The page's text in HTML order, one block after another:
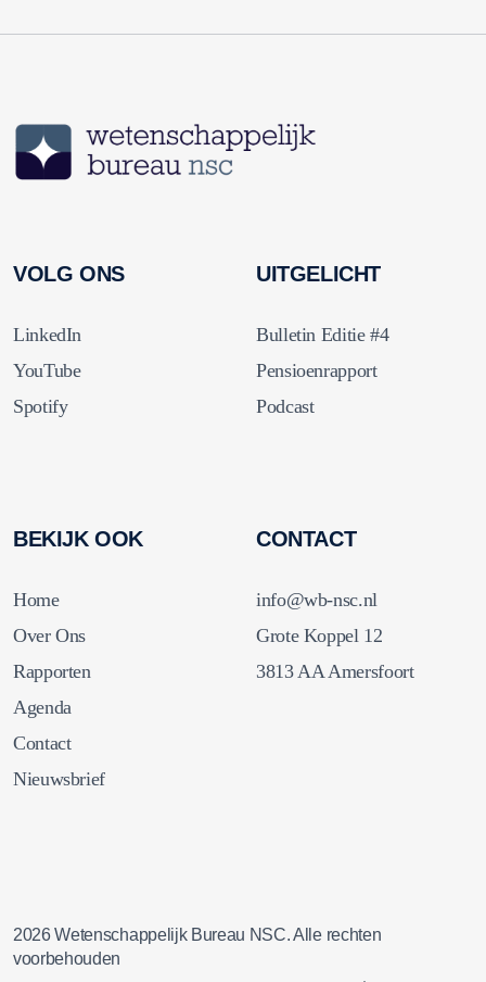
VOLG ONS
LinkedIn
YouTube
Spotify
UITGELICHT
Bulletin Editie #4
Pensioenrapport
Podcast
BEKIJK OOK
Home
Over Ons
Rapporten
Agenda
Contact
Nieuwsbrief
CONTACT
info@wb-nsc.nl
Grote Koppel 12
3813 AA Amersfoort
2026 Wetenschappelijk Bureau NSC. Alle rechten
voorbehouden